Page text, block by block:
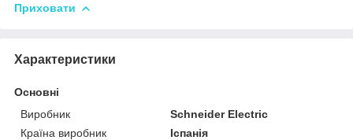
Приховати
Характеристики
Основні
Виробник
Schneider Electric
Країна виробник
Іспанія